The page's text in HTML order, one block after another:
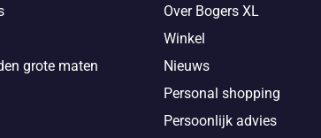
grote maten
Over Bogers XL
Winkel
Nieuws
Personal shopping
Persoonlijk advies